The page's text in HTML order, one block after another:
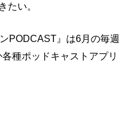
たい。
PODCAST』は6月の毎週
種ポッドキャストアプリ